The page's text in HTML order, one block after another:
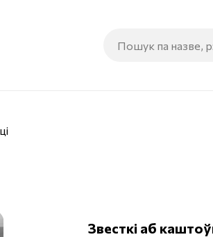
Звесткі аб